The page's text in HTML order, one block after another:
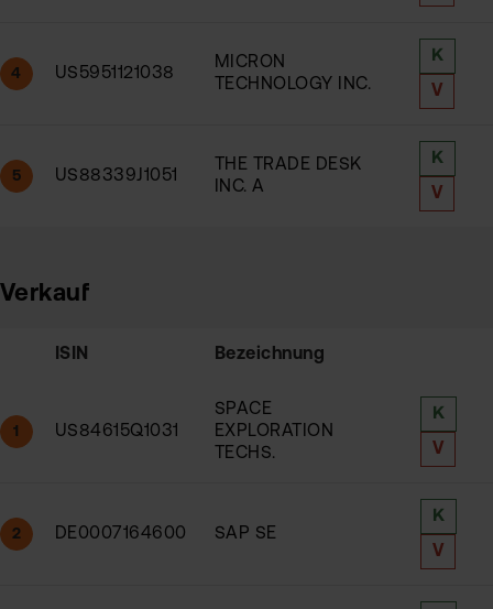
4 US5951121038
MICRON
TECHNOLOGY INC.
K
V
5 US88339J1051
THE TRADE DESK
INC. A
K
V
Verkauf
ISIN Bezeichnung
1 US84615Q1031
SPACE
EXPLORATION
TECHS.
K
V
2 DE0007164600 SAP SE
K
V